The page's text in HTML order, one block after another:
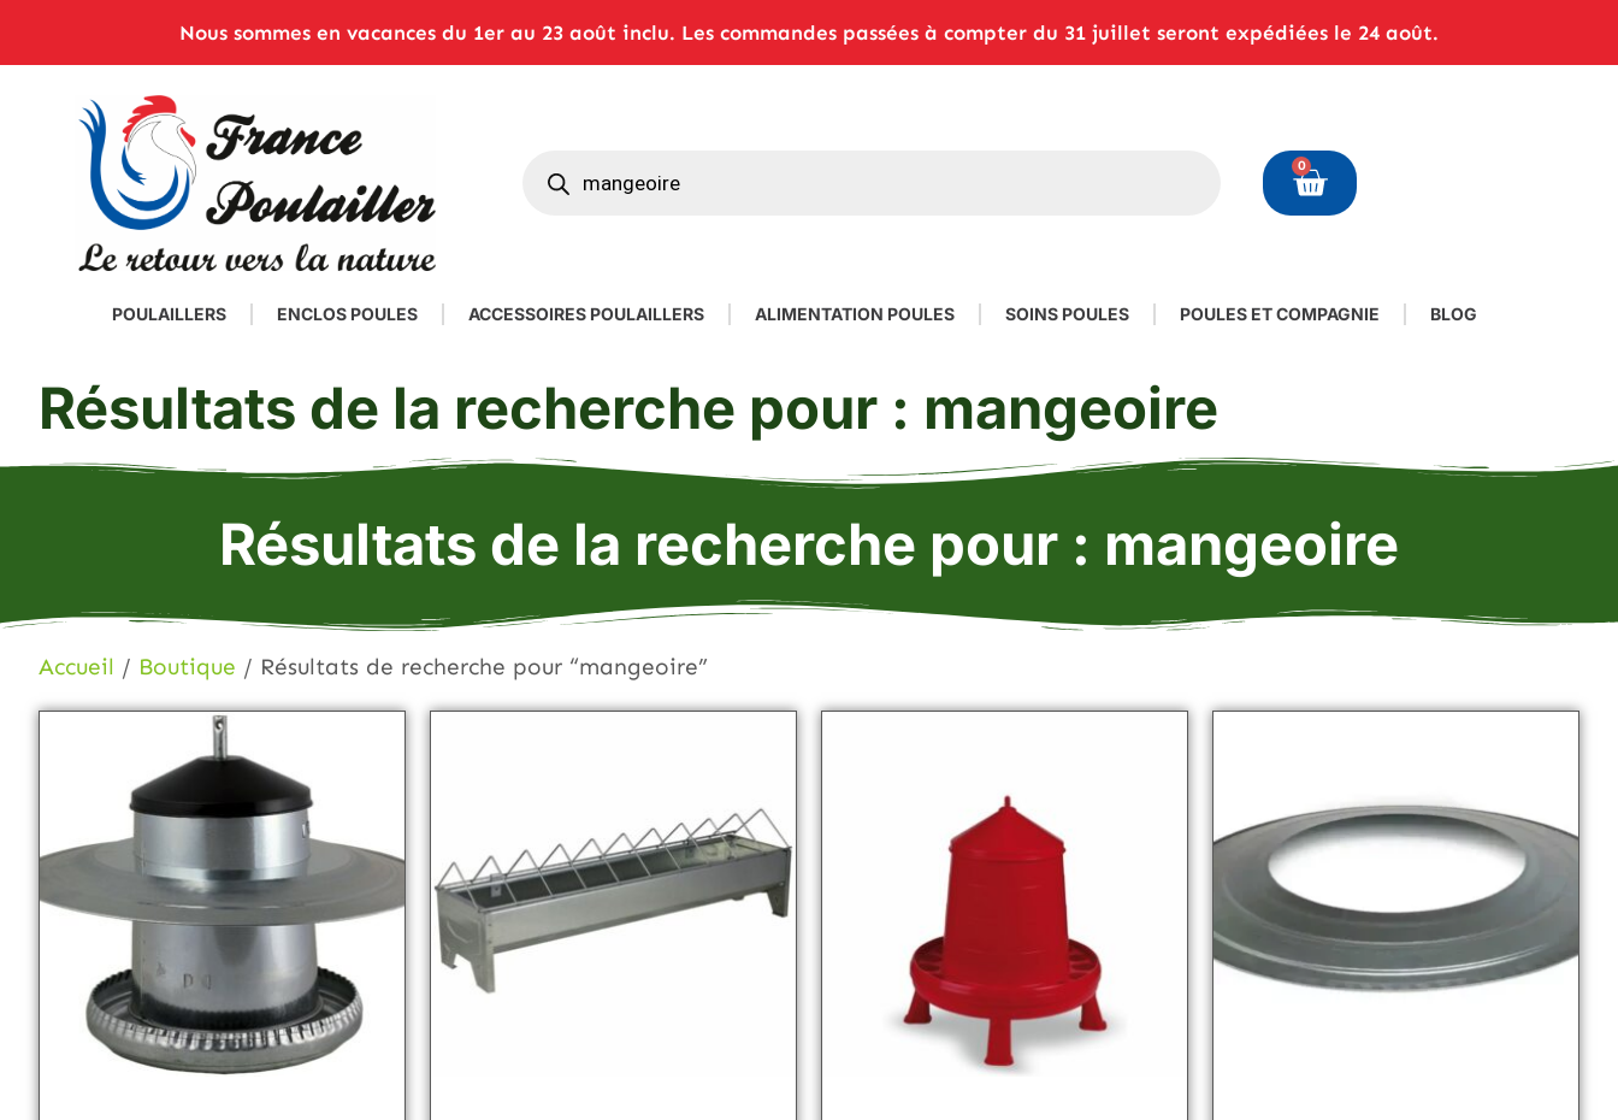
Nous sommes en vacances du 1er au 23 août inclu. Les commandes passées à compter du 31 juillet seront expédiées le 24 août.
0
POULAILLERS ENCLOS POULES ACCESSOIRES POULAILLERS ALIMENTATION POULES SOINS POULES POULES ET COMPAGNIE BLOG
Résultats de la recherche pour : mangeoire
Résultats de la recherche pour : mangeoire
Accueil / Boutique / Résultats de recherche pour “mangeoire”